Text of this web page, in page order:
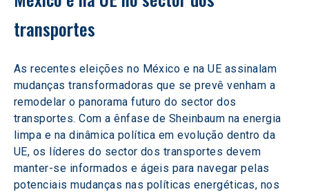
transportes
As recentes eleições no México e na UE assinalam
mudanças transformadoras que se prevê venham a
remodelar o panorama futuro do sector dos
transportes. Com a ênfase de Sheinbaum na energia
limpa e na dinâmica política em evolução dentro da
UE, os líderes do sector dos transportes devem
manter-se informados e ágeis para navegar pelas
potenciais mudanças nas políticas energéticas, nos